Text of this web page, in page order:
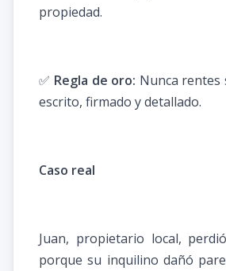
propiedad.
✅ Regla de oro: Nunca
escrito, firmado y detallado.
Caso real
Juan, propietario local,
porque su inquilino dañó